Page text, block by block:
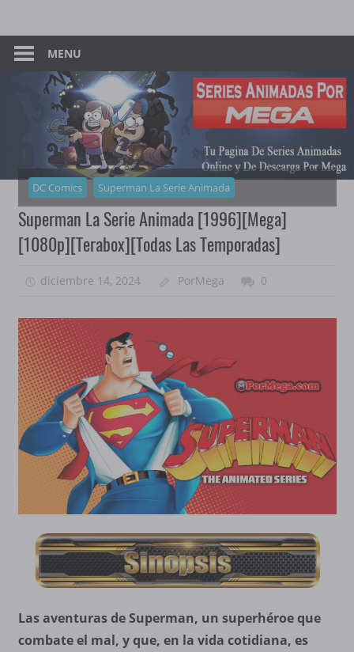
content
Series
Animadas
–
Por
Mega
Pagina
De
Descarga
Mega
MENU
DC Comics Superman La Serie Animada
Superman La Serie Animada [1996][Mega]
[1080p][Terabox][Todas Las Temporadas]
diciembre 14, 2024 PorMega 0
Las aventuras de Superman, un superhéroe que
combate el mal, y que, en la vida cotidiana, es